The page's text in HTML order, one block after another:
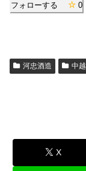
フォローする 0
河忠酒造 中越
X